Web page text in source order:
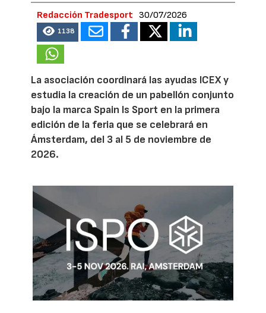
Redacción Tradesport 30/07/2026
1138
La asociación coordinará las ayudas ICEX y
estudia la creación de un pabellón conjunto
bajo la marca Spain Is Sport en la primera
edición de la feria que se celebrará en
Ámsterdam, del 3 al 5 de noviembre de
2026.